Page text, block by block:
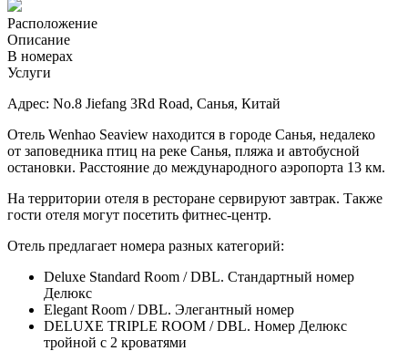
Расположение
Описание
В номерах
Услуги
Адрес: No.8 Jiefang 3Rd Road, Санья, Китай
Отель Wenhao Seaview находится в городе Санья, недалеко
от заповедника птиц на реке Санья, пляжа и автобусной
остановки. Расстояние до международного аэропорта 13 км.
На территории отеля в ресторане сервируют завтрак. Также
гости отеля могут посетить фитнес-центр.
Отель предлагает номера разных категорий:
Deluxe Standard Room / DBL. Стандартный номер
Делюкс
Elegant Room / DBL. Элегантный номер
DELUXE TRIPLE ROOM / DBL. Номер Делюкс
тройной с 2 кроватями